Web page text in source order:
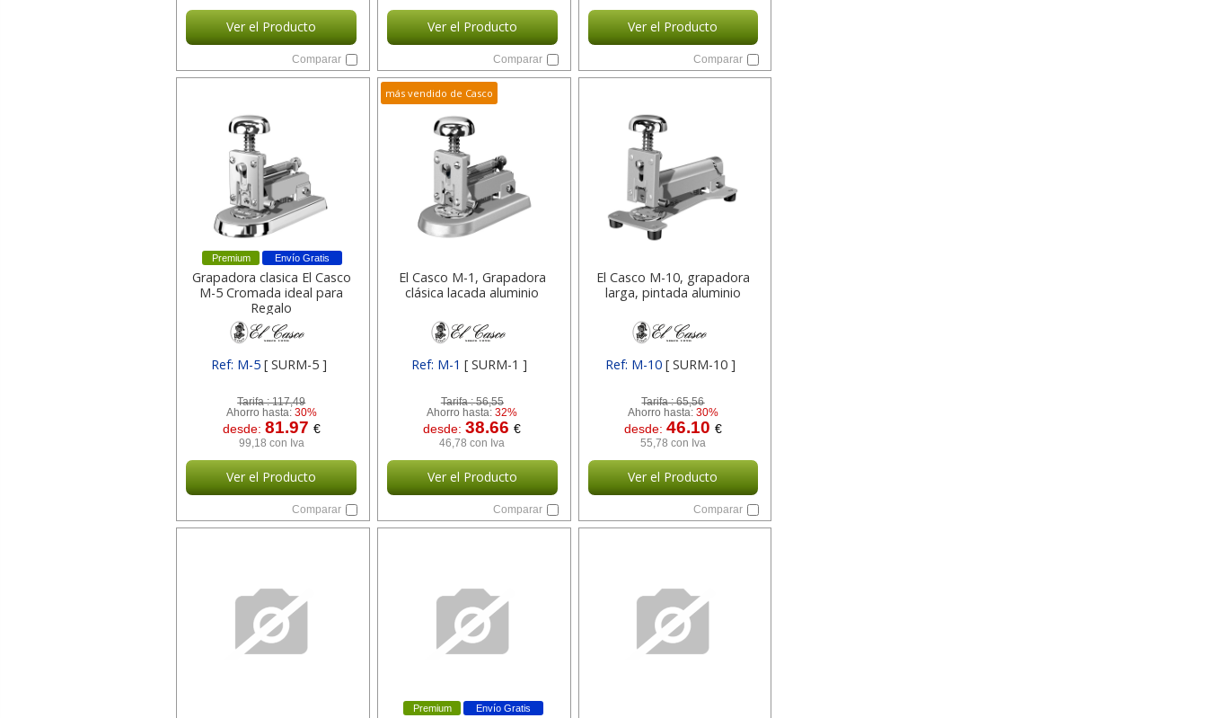
Ver el Producto
Comparar
Ver el Producto
Comparar
Ver el Producto
Comparar
Envío Gratis
Premium
Grapadora clasica El Casco
M-5 Cromada ideal para
Regalo
Ref: M-5 [ SURM-5 ]
Tarifa :117,49
Ahorro hasta: 30%
desde: 81.97 €
99,18 con Iva
Ver el Producto
Comparar
más vendido de Casco
El Casco M-1, Grapadora
clásica lacada aluminio
Ref: M-1[ SURM-1 ]
Tarifa :56,55
Ahorro hasta:32%
desde:38.66€
46,78 con Iva
Ver el Producto
Comparar
El Casco M-10, grapadora
larga, pintada aluminio
Ref: M-10[ SURM-10 ]
Tarifa :65,56
Ahorro hasta: 30%
desde: 46.10 €
55,78 con Iva
Ver el Producto
Comparar
Envío Gratis
Premium